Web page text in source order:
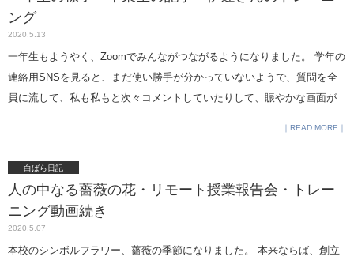
不足で朝、散歩をしているのですが、ゆっくり歩いていると小さな幸せ
が見つかります。 これ、何の形に見えますか？ 私は♡に見えて思わず
足を止めました。 見慣れたものも、角度を変えてみると違ったものに見
えてくる。 4月に文庫化された『女の子が幸せになる子育て』に、｢見方
を変えれば、短所も長所に見えてくる｣という話を書いています。 ｢リフ
人（自分でも）のいやなところ、短所と思っているところを、長所に言
い換えてみてください。 在学中短所と見えたところが、時間と場所が変
わることで長所として花開く、そんな卒業生を何人も見てきました。 今
のこの苦しい状況も見方を変えて少しでもプラスに転じられたら、小さ
な幸せが見つかるかもしれません。
で “コロナ”の状況を聞いてみました』 ＊理科の特別講座などでお世話に
なっている東京大学の大島まり先生（高校の同級生です(^^;)から情報提供
ング
2020.5.13
一年生もようやく、Zoomでみんながつながるようになりました。 学年の
連絡用SNSを見ると、まだ使い勝手が分かっていないようで、質問を全
員に流して、私も私もと次々コメントしていたりして、賑やかな画面が
をゲストに招いての特別講座を実施します。詳しくは対象学年のスラッ
や、学業とスポーツの両立、海外での体験など、幅広くお伺いするつも
りです。 保護者会も動画やZoomで実施します。 と、書いていたら、今
READ MORE
白ばら日記
人の中なる薔薇の花・リモート授業報告会・トレー
ニング動画続き
2020.5.07
本校のシンボルフラワー、薔薇の季節になりました。 本来ならば、創立